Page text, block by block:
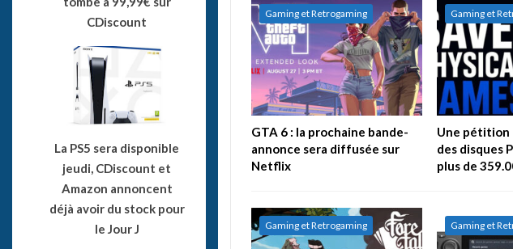
Gaming et Retrogaming
GTA 6 : la prochaine bande-
annonce sera diffusée sur
Netflix
Gaming et
Une pétition
des disques
plus de
Gaming et Retrogaming Gaming et
CDiscount
La PS5 sera disponible
jeudi, CDiscount et
Amazon annoncent
déjà avoir du stock pour
le Jour J